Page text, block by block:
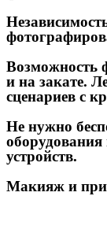
Возможность
и на закате.
сценариев с
Не нужно
устройств.
Макияж и